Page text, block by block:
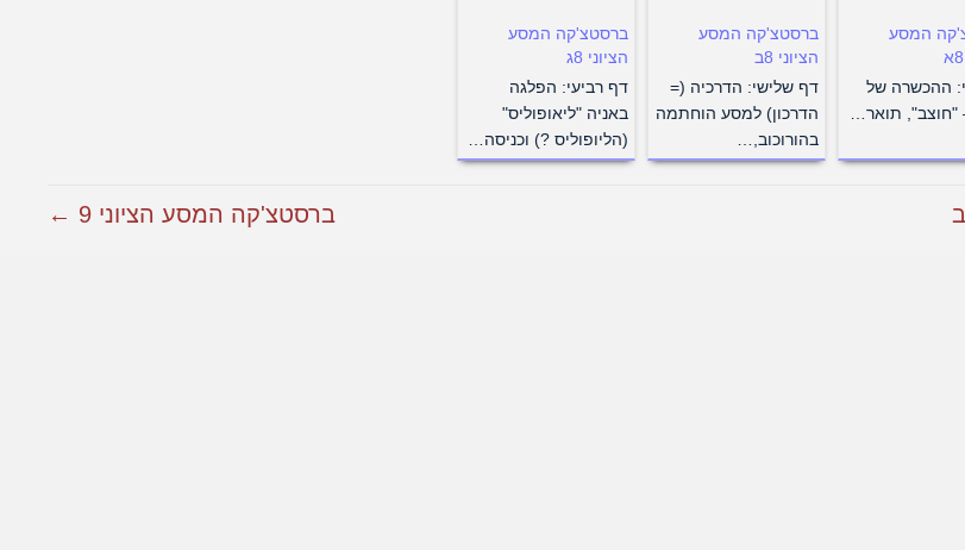
המסע
ההכשרה של
"חוצב", תואר…
ברסטצ'קה המסע
הציוני 8ב
דף שלישי: הדרכיה (=
הדרכון) למסע הוחתמה
בהורוכוב,…
ברסטצ'קה המסע
הציוני 8ג
דף רביעי: הפלגה
באניה "ליאופוליס"
(הליופוליס ?) וכניסה…
ברסטצ'קה המסע הציוני 9 ←